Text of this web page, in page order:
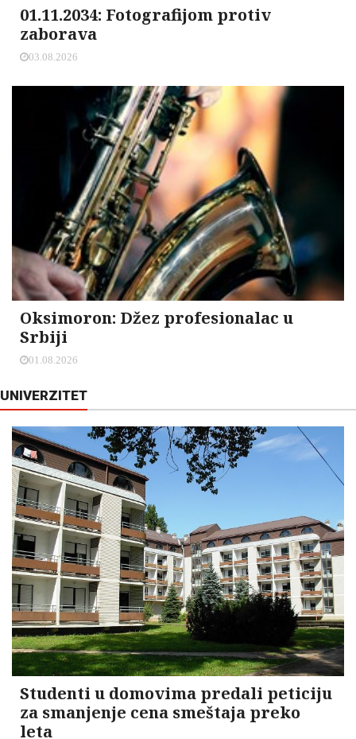
01.11.2034: Fotografijom protiv
zaborava
03.08.2026
Oksimoron: Džez profesionalac u
Srbiji
01.08.2026
UNIVERZITET
Studenti u domovima predali peticiju
za smanjenje cena smeštaja preko
leta